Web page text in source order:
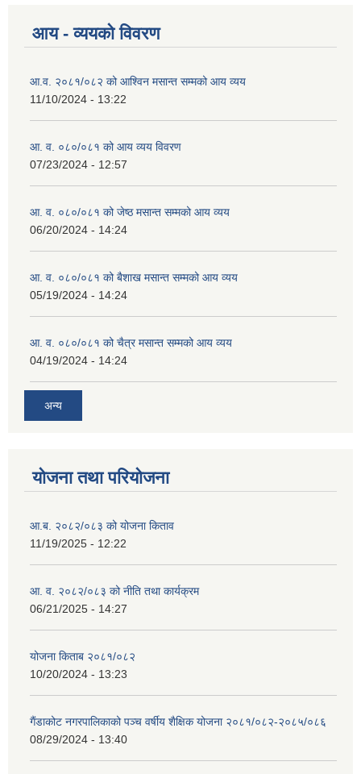
आय - व्ययको विवरण
आ.व. २०८१/०८२ को आश्विन मसान्त सम्मको आय व्यय
11/10/2024 - 13:22
आ. व. ०८०/०८१ को आय व्यय विवरण
07/23/2024 - 12:57
आ. व. ०८०/०८१ को जेष्ठ मसान्त सम्मको आय व्यय
06/20/2024 - 14:24
आ. व. ०८०/०८१ को बैशाख मसान्त सम्मको आय व्यय
05/19/2024 - 14:24
आ. व. ०८०/०८१ को चैत्र मसान्त सम्मको आय व्यय
04/19/2024 - 14:24
अन्य
योजना तथा परियोजना
आ.ब. २०८२/०८३ को योजना किताव
11/19/2025 - 12:22
आ. व. २०८२/०८३ को नीति तथा कार्यक्रम
06/21/2025 - 14:27
योजना किताब २०८१/०८२
10/20/2024 - 13:23
गैंडाकोट नगरपालिकाको पञ्च वर्षीय शैक्षिक योजना २०८१/०८२-२०८५/०८६
08/29/2024 - 13:40